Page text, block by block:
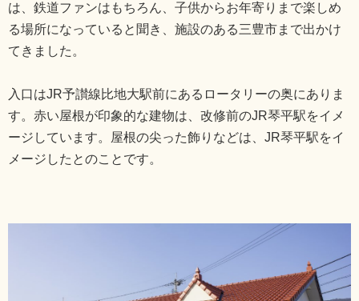
は、鉄道ファンはもちろん、子供からお年寄りまで楽しめ
る場所になっていると聞き、施設のある三豊市まで出かけ
てきました。
入口はJR予讃線比地大駅前にあるロータリーの奥にありま
す。赤い屋根が印象的な建物は、改修前のJR琴平駅をイメ
ージしています。屋根の尖った飾りなどは、JR琴平駅をイ
メージしたとのことです。